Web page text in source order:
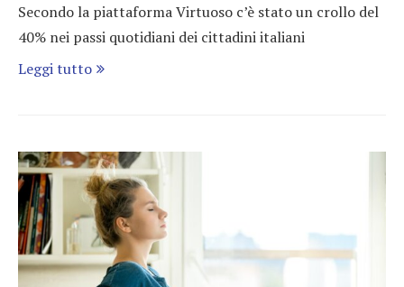
Secondo la piattaforma Virtuoso c’è stato un crollo del
40% nei passi quotidiani dei cittadini italiani
Leggi tutto